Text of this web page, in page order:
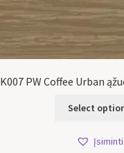
K007 PW Coffee Urban
Select
Įsiminti